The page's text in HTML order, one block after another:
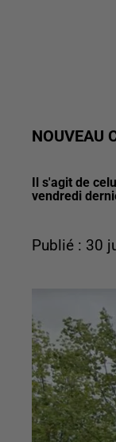
NOUVEAU
Il s'agit de
vendredi
Publié : 30